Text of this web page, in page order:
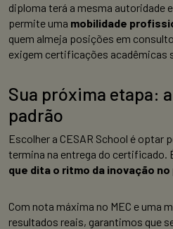
diploma terá a mesma autoridade
permite uma mobilidade
quem almeja posições em
exigem certificações acadêmicas
Sua próxima etapa:
padrão
Escolher a CESAR School é optar
termina na entrega do certificado.
que dita o ritmo da inovação no
Com nota máxima no MEC e uma
resultados reais, garantimos que